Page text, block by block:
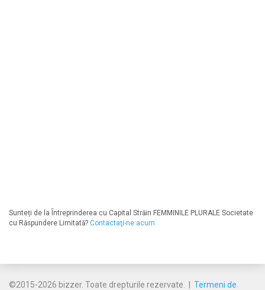
Sunteți de la Întreprinderea cu Capital Străin FEMMINILE PLURALE Societate
cu Răspundere Limitată? Contactaţi-ne acum
©2015-2026 bizzer. Toate drepturile rezervate. | Termeni de